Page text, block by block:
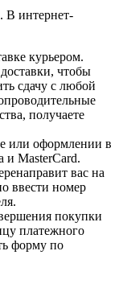
В интернет-
курьером.
чтобы
сдачу с любой
получаете
или оформлении в
и MasterCard.
вас на
ввести номер
покупки
платежного
форму по